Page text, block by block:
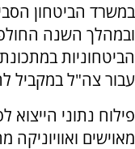
במשרד הביטחון
ובמהלך השנה
הביטחוניות
עבור צה"ל במקביל
פילוח נתוני הייצוא